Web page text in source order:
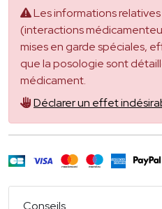
Les informations
(interactions
mises en garde spéciales,
que la posologie sont
médicament.
Déclarer un effet
Conseils